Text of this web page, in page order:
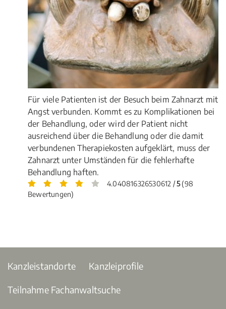
Für viele Patienten ist der Besuch beim Zahnarzt mit
Angst verbunden. Kommt es zu Komplikationen bei
der Behandlung, oder wird der Patient nicht
ausreichend über die Behandlung oder die damit
verbundenen Therapiekosten aufgeklärt, muss der
Zahnarzt unter Umständen für die fehlerhafte
Behandlung haften.
4.040816326530612 /5(98
Bewertungen)
Kanzleistandorte Kanzleiprofile
Teilnahme Fachanwaltsuche